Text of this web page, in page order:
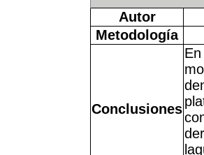
Autor
Metodología
Conclusiones